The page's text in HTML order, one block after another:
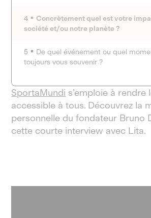
4
Concrètement quel est votre
société et/ou notre planète ?
5
De quel événement ou quel
toujours vous souvenir ?
SportaMundi s’emploie à rendre
accessible à tous. Découvrez la
personnelle du fondateur Bruno
cette courte interview avec Lita.